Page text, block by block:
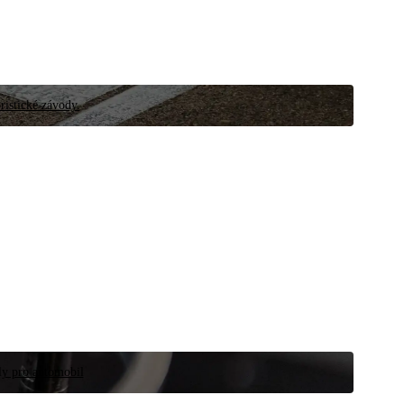
závody.
pro automobil